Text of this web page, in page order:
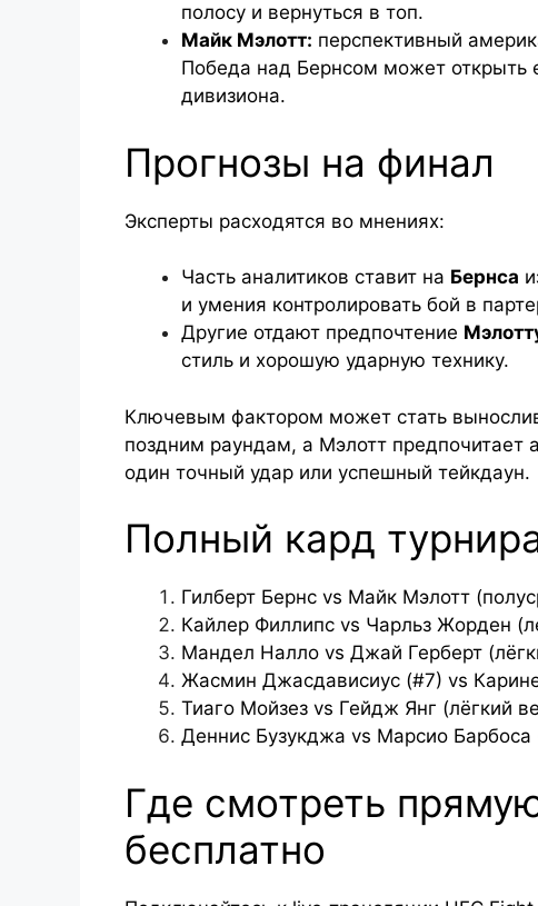
полосу и вернуться в топ.
Майк Мэлотт: перспективный
Победа над Бернсом может открыть
дивизиона.
Прогнозы на финал
Эксперты расходятся во мнениях:
Часть аналитиков ставит на Бернса
и умения контролировать бой в
Другие отдают предпочтение
стиль и хорошую ударную технику.
Ключевым фактором может стать
поздним раундам, а Мэлотт предпочитает
один точный удар или успешный тейкдаун.
Полный кард
Гилберт Бернс vs Майк Мэлотт
Кайлер Филлипс vs Чарльз Жорден
Мандел Налло vs Джай Герберт
Жасмин Джасдависиус (#7) vs
Тиаго Мойзез vs Гейдж Янг (лёгкий
Деннис Бузукджа vs Марсио Барбоса
Где смотреть
бесплатно